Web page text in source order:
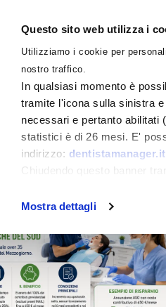
Questo sito web utilizza i
Utilizziamo i cookie per
nostro traffico.
In qualsiasi momento è
tramite l'icona sulla sinistra
necessari e pertanto abilitati
statistici è di 26 mesi. E'
indirizzo:
Chiudendo questo banner
Mostra dettagli
Categorie